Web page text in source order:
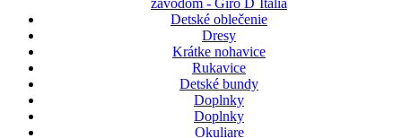
závodom - Giro D´Italia
Detské oblečenie
Dresy
Krátke nohavice
Rukavice
Detské bundy
Doplnky
Doplnky
Okuliare